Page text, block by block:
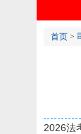
首页 >
2026法